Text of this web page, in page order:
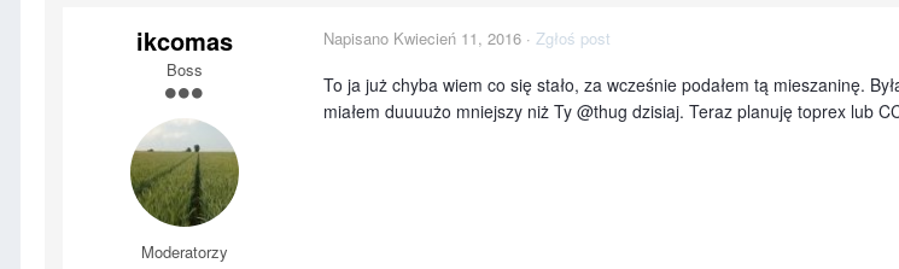
ikcomas
Boss
Moderatorzy
Napisano Kwiecień 11, 2016 · Zgłoś post
To ja już chyba wiem co się stało, za wcześnie podałem tą mieszaninę.
miałem duuuużo mniejszy niż Ty @thug dzisiaj. Teraz planuję toprex lub